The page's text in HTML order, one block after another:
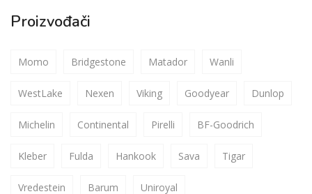
Proizvođači
Momo Bridgestone Matador Wanli
WestLake Nexen Viking Goodyear Dunlop
Michelin Continental Pirelli BF-Goodrich
Kleber Fulda Hankook Sava Tigar
Vredestein Barum Uniroyal